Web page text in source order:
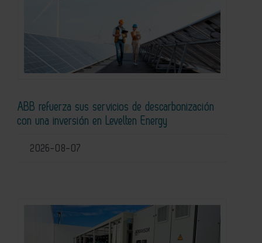
ABB refuerza sus servicios de descarbonización
con una inversión en Levelten Energy
2026-08-07